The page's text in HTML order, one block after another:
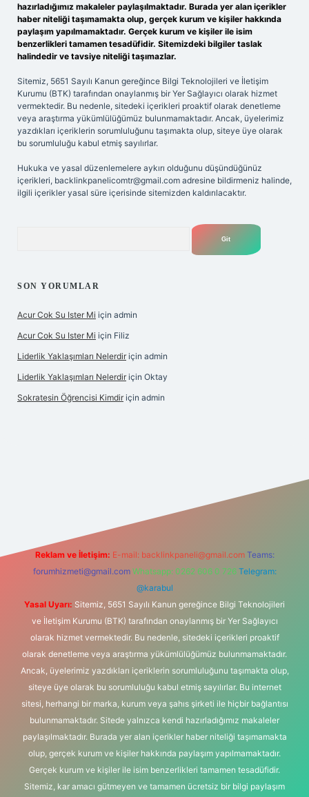
hazırladığımız makaleler paylaşılmaktadır. Burada yer alan içerikler
haber niteliği taşımamakta olup, gerçek kurum ve kişiler hakkında
paylaşım yapılmamaktadır. Gerçek kurum ve kişiler ile isim
benzerlikleri tamamen tesadüfidir. Sitemizdeki bilgiler taslak
halindedir ve tavsiye niteliği taşımazlar.
Sitemiz, 5651 Sayılı Kanun gereğince Bilgi Teknolojileri ve İletişim
Kurumu (BTK) tarafından onaylanmış bir Yer Sağlayıcı olarak hizmet
vermektedir. Bu nedenle, sitedeki içerikleri proaktif olarak denetleme
veya araştırma yükümlülüğümüz bulunmamaktadır. Ancak, üyelerimiz
yazdıkları içeriklerin sorumluluğunu taşımakta olup, siteye üye olarak
bu sorumluluğu kabul etmiş sayılırlar.
Hukuka ve yasal düzenlemelere aykırı olduğunu düşündüğünüz
içerikleri, backlinkpanelicomtr@gmail.com adresine bildirmeniz halinde,
ilgili içerikler yasal süre içerisinde sitemizden kaldırılacaktır.
SON YORUMLAR
Acur Cok Su Ister Mi için admin
Acur Cok Su Ister Mi için Filiz
Liderlik Yaklaşımları Nelerdir için admin
Liderlik Yaklaşımları Nelerdir için Oktay
Sokratesin Öğrencisi Kimdir için admin
Reklam ve İletişim: E-mail: backlinkpaneli@gmail.com Teams:
forumhizmeti@gmail.com Whatsapp: 0262 606 0 726 Telegram:
@karabul
Yasal Uyarı: Sitemiz, 5651 Sayılı Kanun gereğince Bilgi Teknolojileri
ve İletişim Kurumu (BTK) tarafından onaylanmış bir Yer Sağlayıcı
olarak hizmet vermektedir. Bu nedenle, sitedeki içerikleri proaktif
olarak denetleme veya araştırma yükümlülüğümüz bulunmamaktadır.
Ancak, üyelerimiz yazdıkları içeriklerin sorumluluğunu taşımakta olup,
siteye üye olarak bu sorumluluğu kabul etmiş sayılırlar. Bu internet
sitesi, herhangi bir marka, kurum veya şahıs şirketi ile hiçbir bağlantısı
bulunmamaktadır. Sitede yalnızca kendi hazırladığımız makaleler
paylaşılmaktadır. Burada yer alan içerikler haber niteliği taşımamakta
olup, gerçek kurum ve kişiler hakkında paylaşım yapılmamaktadır.
Gerçek kurum ve kişiler ile isim benzerlikleri tamamen tesadüfidir.
Sitemiz, kar amacı gütmeyen ve tamamen ücretsiz bir bilgi paylaşım